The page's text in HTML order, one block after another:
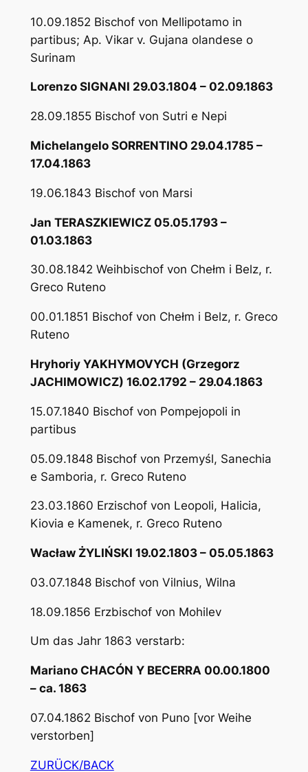
10.09.1852 Bischof von Mellipotamo in
partibus; Ap. Vikar v. Gujana olandese o
Surinam
Lorenzo SIGNANI 29.03.1804 – 02.09.1863
28.09.1855 Bischof von Sutri e Nepi
Michelangelo SORRENTINO 29.04.1785 –
17.04.1863
19.06.1843 Bischof von Marsi
Jan TERASZKIEWICZ 05.05.1793 –
01.03.1863
30.08.1842 Weihbischof von Chełm i Belz, r.
Greco Ruteno
00.01.1851 Bischof von Chełm i Belz, r. Greco
Ruteno
Hryhoriy YAKHYMOVYCH (Grzegorz
JACHIMOWICZ) 16.02.1792 – 29.04.1863
15.07.1840 Bischof von Pompejopoli in
partibus
05.09.1848 Bischof von Przemyśl, Sanechia
e Samboria, r. Greco Ruteno
23.03.1860 Erzischof von Leopoli, Halicia,
Kiovia e Kamenek, r. Greco Ruteno
Wacław ŻYLIŃSKI 19.02.1803 – 05.05.1863
03.07.1848 Bischof von Vilnius, Wilna
18.09.1856 Erzbischof von Mohilev
Um das Jahr 1863 verstarb:
Mariano CHACÓN Y BECERRA 00.00.1800
– ca. 1863
07.04.1862 Bischof von Puno [vor Weihe
verstorben]
ZURÜCK/BACK